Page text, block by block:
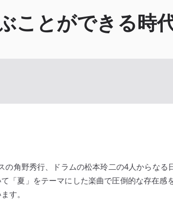
ことができる時
角野秀行、ドラムの松本玲二の4人からなる
「夏」をテーマにした楽曲で圧倒的な存在感
す。